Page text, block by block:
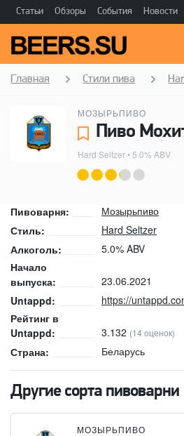
Статьи Обзоры События Новости
Главная Стили пива
МОЗЫРЬПИВО
Hard Seltzer• 5.0% ABV
Пивоварня:
Мозырьпиво
Стиль:
Hard Seltzer
Алкоголь:
5.0% ABV
Начало
выпуска:
23.06.2021
Untappd:
https://
Рейтинг в
Untappd:
3.132 (14 оценок)
Страна: Беларусь
Другие сорта пивоварни
МОЗЫРЬПИВО